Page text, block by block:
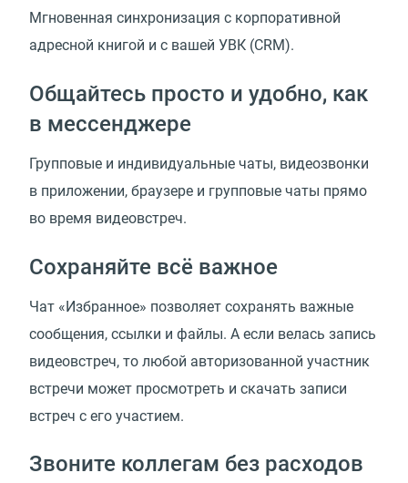
Мгновенная синхронизация с корпоративной
адресной книгой и с вашей УВК (CRM).
Общайтесь просто и удобно, как
в мессенджере
Групповые и индивидуальные чаты, видеозвонки
в приложении, браузере и групповые чаты прямо
во время видеовстреч.
Сохраняйте всё важное
Чат «Избранное» позволяет сохранять важные
сообщения, ссылки и файлы. А если велась запись
видеовстреч, то любой авторизованной участник
встречи может просмотреть и скачать записи
встреч с его участием.
Звоните коллегам без расходов